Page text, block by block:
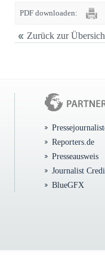
PDF downloaden:
Zurück zur
Reporters.de
Presseausweis
Journalist
BlueGFX